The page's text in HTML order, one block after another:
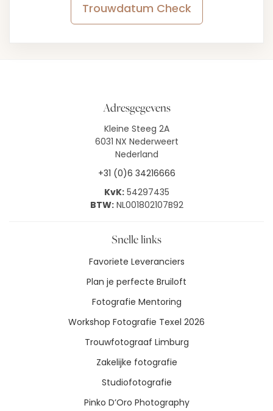
Trouwdatum Check
Adresgegevens
Kleine Steeg 2A
6031 NX Nederweert
Nederland
+31 (0)6 34216666
KvK:54297435
BTW:NL001802107B92
Snelle links
Favoriete Leveranciers
Plan je perfecte Bruiloft
Fotografie Mentoring
Workshop Fotografie Texel 2026
Trouwfotograaf Limburg
Zakelijke fotografie
Studiofotografie
Pinko D’Oro Photography